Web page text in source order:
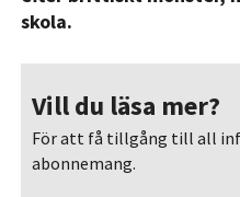
skola.
Vill du läsa mer?
För att få tillgång till all
abonnemang.